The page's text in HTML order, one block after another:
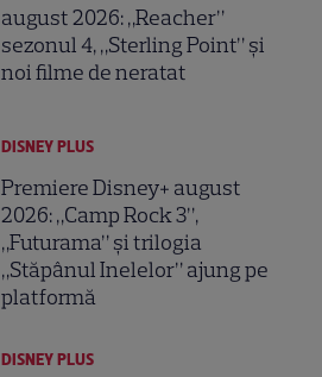
august 2026: „Reacher”
sezonul 4, „Sterling Point” și
noi filme de neratat
DISNEY PLUS
Premiere Disney+ august
2026: „Camp Rock 3”,
„Futurama” și trilogia
„Stăpânul Inelelor” ajung pe
platformă
DISNEY PLUS